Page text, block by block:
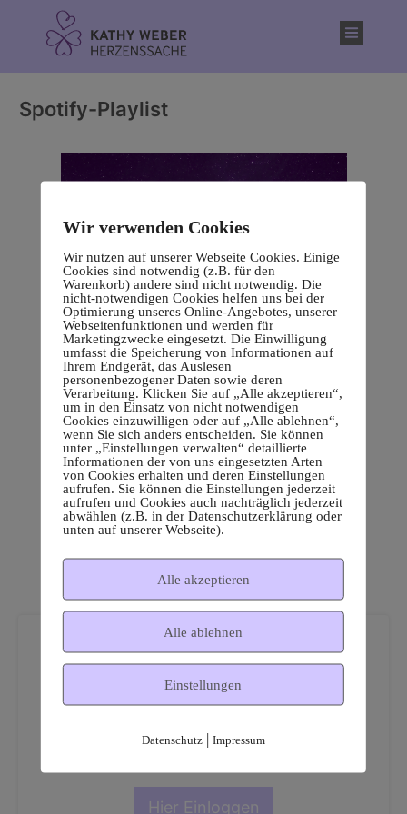
Spotify-Playlist
Dies ist ein geschützter
Mitgliederbereich!
Hier Einloggen
Wir verwenden Cookies
Wir nutzen auf unserer Webseite Cookies. Einige
Cookies sind notwendig (z.B. für den
Warenkorb) andere sind nicht notwendig. Die
nicht-notwendigen Cookies helfen uns bei der
Optimierung unseres Online-Angebotes, unserer
Webseitenfunktionen und werden für
Marketingzwecke eingesetzt. Die Einwilligung
umfasst die Speicherung von Informationen auf
Ihrem Endgerät, das Auslesen
personenbezogener Daten sowie deren
Verarbeitung. Klicken Sie auf „Alle akzeptieren“,
um in den Einsatz von nicht notwendigen
Cookies einzuwilligen oder auf „Alle ablehnen“,
wenn Sie sich anders entscheiden. Sie können
unter „Einstellungen verwalten“ detaillierte
Informationen der von uns eingesetzten Arten
von Cookies erhalten und deren Einstellungen
aufrufen. Sie können die Einstellungen jederzeit
aufrufen und Cookies auch nachträglich jederzeit
abwählen (z.B. in der Datenschutzerklärung oder
unten auf unserer Webseite).
Alle akzeptieren
Alle ablehnen
Einstellungen
Datenschutz| Impressum